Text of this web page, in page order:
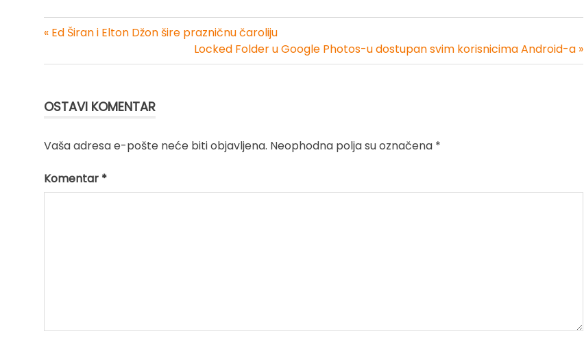
« Ed Širan i Elton Džon šire prazničnu čaroliju
Locked Folder u Google Photos-u dostupan svim korisnicima Android-a »
OSTAVI KOMENTAR
Vaša adresa e-pošte neće biti objavljena. Neophodna polja su označena *
Komentar *